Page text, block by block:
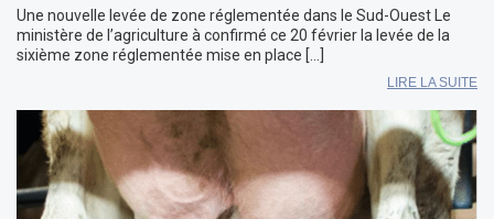
Une nouvelle levée de zone réglementée dans le Sud-Ouest Le
ministère de l’agriculture à confirmé ce 20 février la levée de la
sixième zone réglementée mise en place […]
LIRE LA SUITE